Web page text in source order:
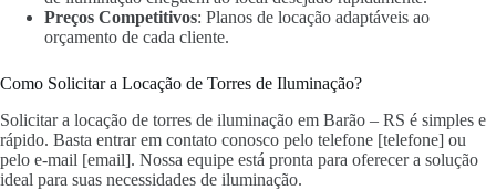
Preços Competitivos: Planos de locação adaptáveis ao
orçamento de cada cliente.
Como Solicitar a Locação de Torres de Iluminação?
Solicitar a locação de torres de iluminação em Barão – RS é simples e
rápido. Basta entrar em contato conosco pelo telefone [telefone] ou
pelo e-mail [email]. Nossa equipe está pronta para oferecer a solução
ideal para suas necessidades de iluminação.